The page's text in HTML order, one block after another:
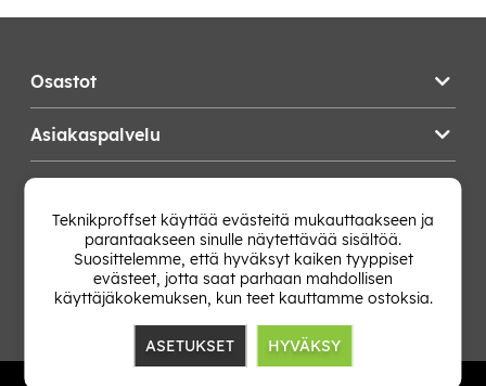
Osastot
Asiakaspalvelu
Vaihda Maa
Teknikproffset käyttää evästeitä mukauttaakseen ja
parantaakseen sinulle näytettävää sisältöä.
Suosittelemme, että hyväksyt kaiken tyyppiset
evästeet, jotta saat parhaan mahdollisen
käyttäjäkokemuksen, kun teet kauttamme ostoksia.
ASETUKSET HYVÄKSY